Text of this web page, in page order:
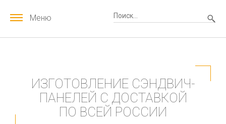
Меню
ИЗГОТОВЛЕНИЕ СЭНДВИЧ-
ПАНЕЛЕЙ С ДОСТАВКОЙ
ПО ВСЕЙ РОССИИ